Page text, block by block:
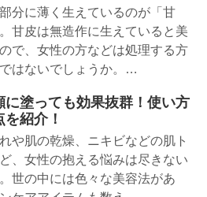
分に薄く生えているのが「甘
甘皮は無造作に生えていると美
で、女性の方などは処理する方
はないでしょうか。…
に塗っても効果抜群！使い方
紹介！
や肌の乾燥、ニキビなどの肌ト
、女性の抱える悩みは尽きない
世の中には色々な美容法があ